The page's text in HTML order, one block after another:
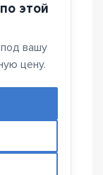
этой
вашу
цену.